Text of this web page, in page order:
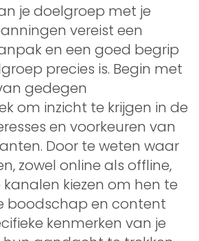
je doelgroep met je
vereist een
en een goed begrip
precies is. Begin met
gedegen
om inzicht te krijgen in de
en voorkeuren van
Door te weten waar
zowel online als offline,
kanalen kiezen om hen te
boodschap en content
kenmerken van je